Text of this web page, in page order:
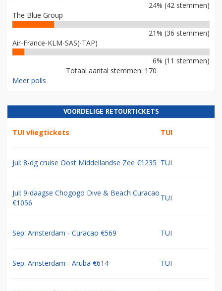
24% (42 stemmen)
The Blue Group
21% (36 stemmen)
Air-France-KLM-SAS(-TAP)
6% (11 stemmen)
Totaal aantal stemmen: 170
Meer polls
VOORDELIGE RETOURTICKETS
TUI vliegtickets TUI
Jul: 8-dg cruise Oost Middellandse Zee €1235 TUI
Jul: 9-daagse Chogogo Dive & Beach Curacao
€1056
TUI
Sep: Amsterdam - Curacao €569 TUI
Sep: Amsterdam - Aruba €614 TUI